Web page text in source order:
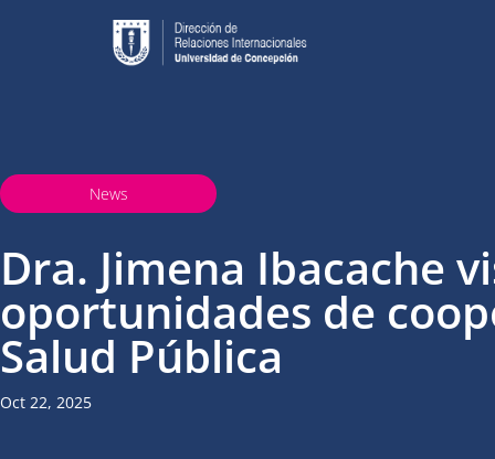
News
Dra. Jimena Ibacache
oportunidades de
Salud Pública
Oct 22, 2025